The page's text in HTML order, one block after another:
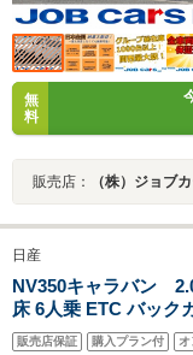
無
料
販売店： （株）ジョブ
日産
NV350キャラバン
床 6人乗 ETC バック
フルセグTV 衝突被害
販売店保証 購入プラン付